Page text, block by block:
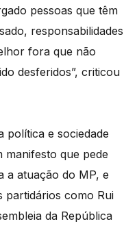
pessoas que têm
responsabilidades
fora que não
desferidos”, criticou
política e sociedade
que pede
a atuação do MP, e
partidários como Rui
da República